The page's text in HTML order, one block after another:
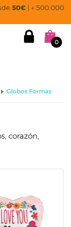
50€ | + 500.000
0
Globos Formas
corazón,